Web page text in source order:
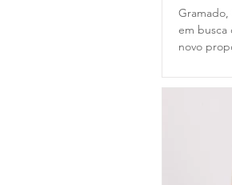
Gramado,
em busca
novo